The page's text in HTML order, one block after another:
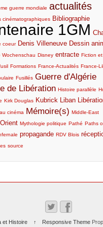
guerre mondiale actualités
cinématographiques Bibliographie
1GM
coeur Denis Villeneuve Dessin
Wochenschau Disney entracte Fiction
Formations France-Actualités France-
Fusillés Guerre d'Algérie
de Libération Histoire parallèle
Kirk Douglas Kubrick Liban
cinéma Mémoire(s) Middle-East
Mythologie politique Pathé Paths
propagande RDV Blois
source
et Histoire ↑ Responsive Theme